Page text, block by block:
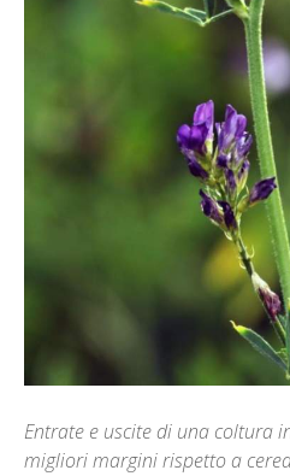
Entrate e uscite di una coltura
migliori margini rispetto a